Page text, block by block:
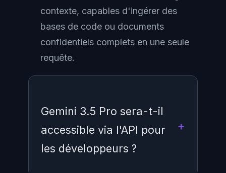
contexte, capables d'ingérer des
bases de code ou documents
confidentiels complets en une seule
requête.
Gemini 3.5 Pro sera-t-il
accessible via l'API pour
les développeurs ?